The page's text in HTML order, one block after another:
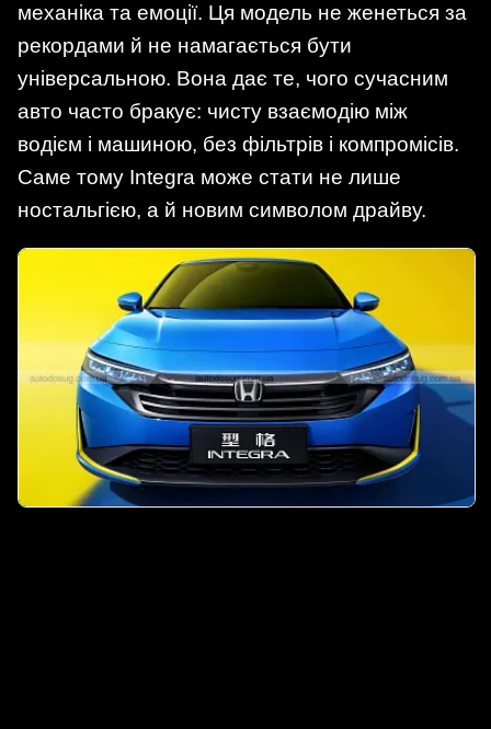
механіка та емоції. Ця модель не женеться за
рекордами й не намагається бути
універсальною. Вона дає те, чого сучасним
авто часто бракує: чисту взаємодію між
водієм і машиною, без фільтрів і компромісів.
Саме тому Integra може стати не лише
ностальгією, а й новим символом драйву.